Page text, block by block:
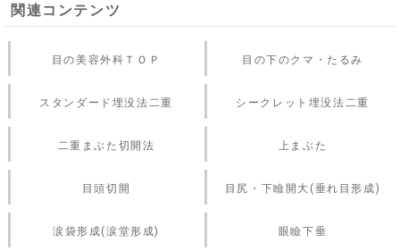
関連コンテンツ
目の美容外科ＴＯＰ 目の下のクマ・たるみ
スタンダード埋没法二重 シークレット埋没法二重
二重まぶた切開法 上まぶた
目頭切開 目尻・下瞼開大(垂れ目形成)
涙袋形成(涙堂形成) 眼瞼下垂